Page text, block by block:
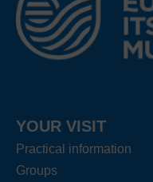
YOUR VISIT
Practical information
Groups